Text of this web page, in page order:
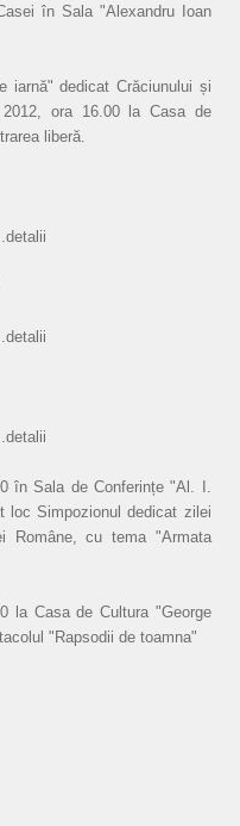
în Sala "Alexandru Ioan
iarnă" dedicat Crăciunului și
ora 16.00 la Casa de
liberă.
în Sala de Conferințe "Al. I.
loc Simpozionul dedicat zilei
Române, cu tema "Armata
la Casa de Cultura "George
"Rapsodii de toamna"